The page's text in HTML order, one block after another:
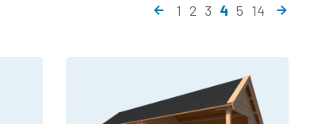
1 2 3 4 5 14